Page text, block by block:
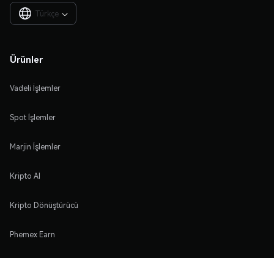
Türkçe 
Ürünler
Vadeli İşlemler
Spot İşlemler
Marjin İşlemler
Kripto Al
Kripto Dönüştürücü
Phemex Earn